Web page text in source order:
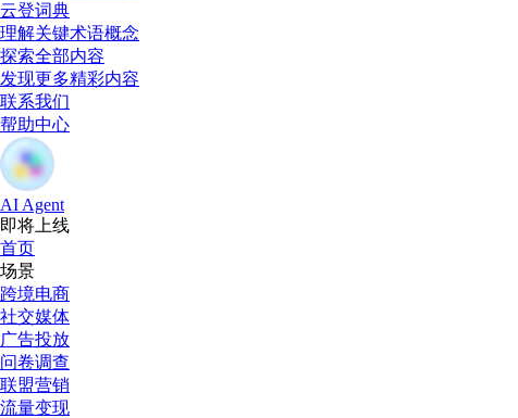
云登词典
理解关键术语概念
探索全部内容
发现更多精彩内容
联系我们
帮助中心
AI Agent
即将上线
首页
场景
跨境电商
社交媒体
广告投放
问卷调查
联盟营销
流量变现